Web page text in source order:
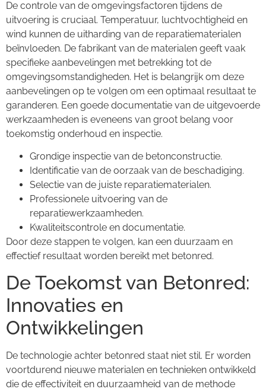
De controle van de omgevingsfactoren tijdens de
uitvoering is cruciaal. Temperatuur, luchtvochtigheid en
wind kunnen de uitharding van de reparatiematerialen
beïnvloeden. De fabrikant van de materialen geeft vaak
specifieke aanbevelingen met betrekking tot de
omgevingsomstandigheden. Het is belangrijk om deze
aanbevelingen op te volgen om een optimaal resultaat te
garanderen. Een goede documentatie van de uitgevoerde
werkzaamheden is eveneens van groot belang voor
toekomstig onderhoud en inspectie.
Grondige inspectie van de betonconstructie.
Identificatie van de oorzaak van de beschadiging.
Selectie van de juiste reparatiematerialen.
Professionele uitvoering van de
reparatiewerkzaamheden.
Kwaliteitscontrole en documentatie.
Door deze stappen te volgen, kan een duurzaam en
effectief resultaat worden bereikt met betonred.
De Toekomst van Betonred:
Innovaties en
Ontwikkelingen
De technologie achter betonred staat niet stil. Er worden
voortdurend nieuwe materialen en technieken ontwikkeld
die de effectiviteit en duurzaamheid van de methode